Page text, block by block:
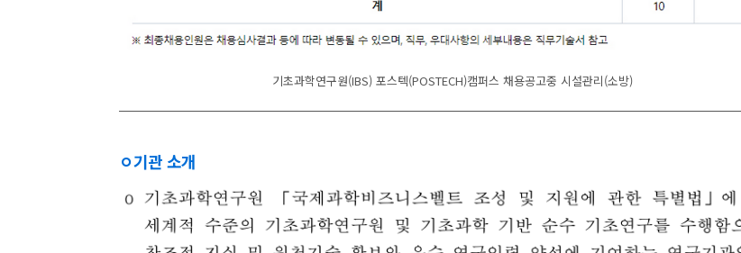
기초과학연구원(IBS) 포스텍(POSTECH)캠퍼스 채용공고중 시설관리(소방)
ㅇ기관 소개